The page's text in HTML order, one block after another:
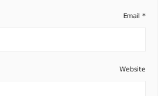
Email *
Website